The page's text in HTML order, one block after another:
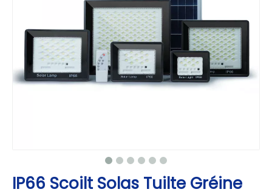
IP66 Scoilt Solas Tuilte Gréine